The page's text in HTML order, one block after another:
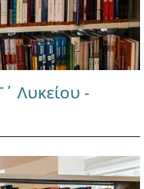
Λυκείου -